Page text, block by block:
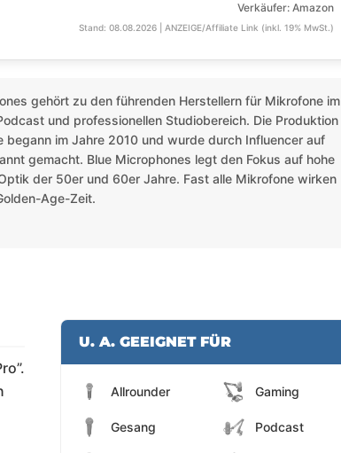
Verkäufer: Amazon
Stand: 08.08.2026 | ANZEIGE/Affiliate Link (inkl. 19% MwSt.)
gehört zu den führenden Herstellern für Mikrofone im
und professionellen Studiobereich. Die Produktion
begann im Jahre 2010 und wurde durch Influencer auf
gemacht. Blue Microphones legt den Fokus auf hohe
der 50er und 60er Jahre. Fast alle Mikrofone wirken
Age-Zeit.
U. A. GEEIGNET FÜR
Allrounder Gaming
Gesang Podcast